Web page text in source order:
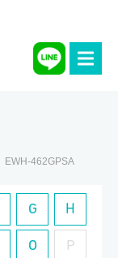
EWH-462GPSA
G H
O P